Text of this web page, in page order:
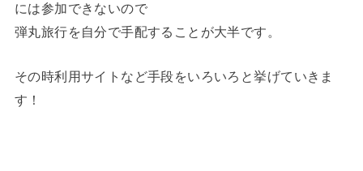
には参加できないので
弾丸旅行を自分で手配することが大半です。
その時利用サイトなど手段をいろいろと挙げていきま
す！